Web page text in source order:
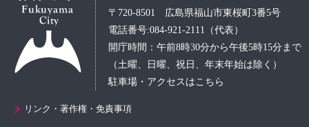
〒720-8501 広島県福山市東桜町3番5号
電話番号:084-921-2111（代表）
開庁時間：午前8時30分から午後5時15分まで
（土曜、日曜、祝日、年末年始は除く）
駐車場・アクセスはこちら
リンク・著作権・免責事項